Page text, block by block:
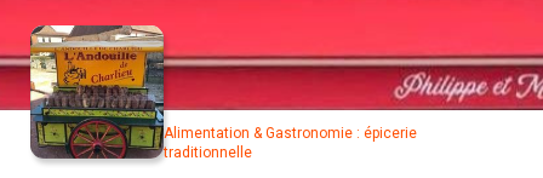
Alimentation & Gastronomie : épicerie
traditionnelle